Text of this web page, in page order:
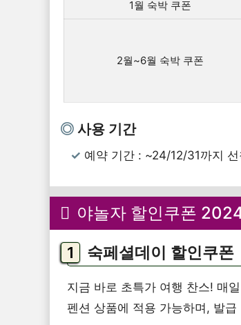
1월 숙박 쿠폰
2월~6월 숙박 쿠폰
사용 기간
예약 기간 : ~24/12/31까지 선
야놀자 할인쿠폰
숙페셜데이 할인쿠폰
지금 바로 초특가 여행 찬스! 매
펜션 상품에 적용 가능하며, 발